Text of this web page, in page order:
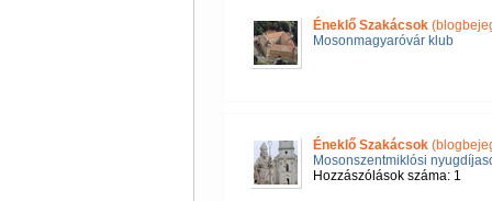
Éneklő Szakácsok
Mosonmagyaróvár klub
Éneklő Szakácsok
Mosonszentmiklósi
Hozzászólások száma: 1